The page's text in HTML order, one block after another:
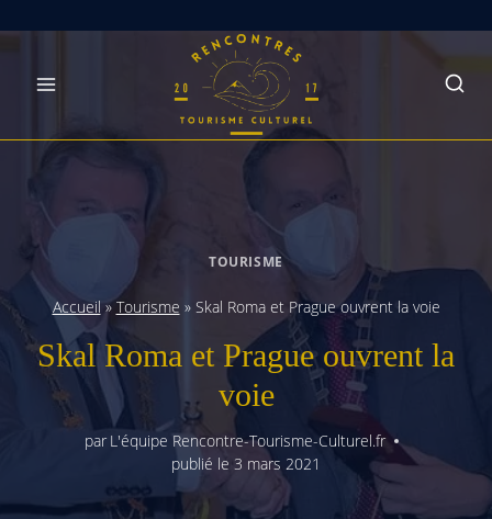
TOURISME
Accueil»Tourisme » Skal Roma et Prague ouvrent la voie
Skal Roma et Prague ouvrent la
voie
par L'équipe Rencontre-Tourisme-Culturel.fr
publié le 3 mars 2021